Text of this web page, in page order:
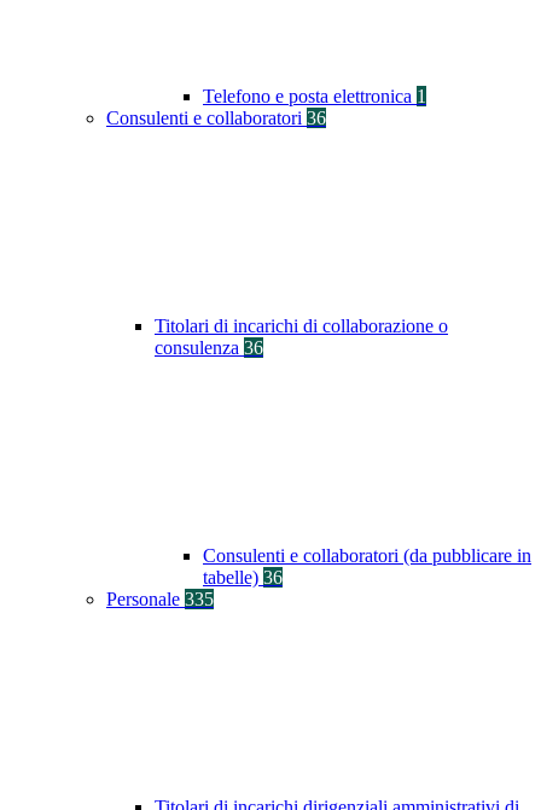
Telefono e posta elettronica 1
Consulenti e collaboratori 36
Titolari di incarichi di collaborazione o
consulenza 36
Consulenti e collaboratori (da pubblicare in
tabelle) 36
Personale 335